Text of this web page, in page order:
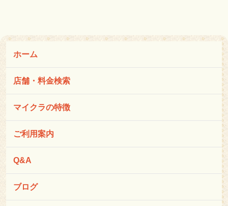
ホーム
店舗・料金検索
マイクラの特徴
ご利用案内
Q&A
ブログ